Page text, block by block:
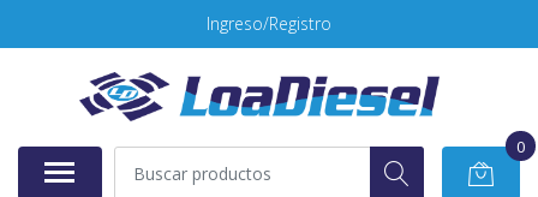
Ingreso/Registro
0